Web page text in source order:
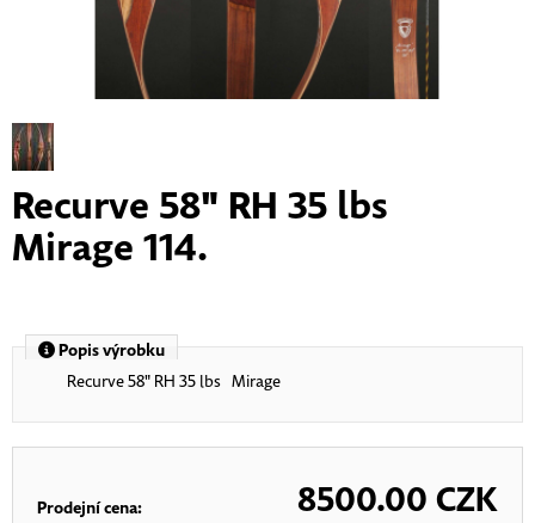
Recurve 58" RH 35 lbs
Mirage 114.
Popis výrobku
Recurve 58" RH 35 lbs Mirage
Prodejní cena: 8500.00 CZK